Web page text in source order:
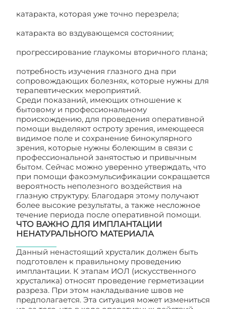
катаракта, которая уже точно перезрела;
катаракта во вздувающемся состоянии;
прогрессирование глаукомы вторичного плана;
потребность изучения глазного дна при
сопровождающих болезнях, которые нужны для
терапевтических мероприятий.
Среди показаний, имеющих отношение к
бытовому и профессиональному
происхождению, для проведения оперативной
помощи выделяют остроту зрения, имеющееся
видимое поле и сохранение бинокулярного
зрения, которые нужны болеющим в связи с
профессиональной занятостью и привычным
бытом. Сейчас можно уверенно утверждать, что
при помощи факоэмульсификации сокращается
вероятность неполезного воздействия на
глазную структуру. Благодаря этому получают
более высокие результаты, а также несложное
течение периода после оперативной помощи.
ЧТО ВАЖНО ДЛЯ ИМПЛАНТАЦИИ
НЕНАТУРАЛЬНОГО МАТЕРИАЛА
Данный ненастоящий хрусталик должен быть
подготовлен к правильному проведению
имплантации. К этапам ИОЛ (искусственного
хрусталика) относят проведение герметизации
разреза. При этом накладывание швов не
предполагается. Эта ситуация может измениться